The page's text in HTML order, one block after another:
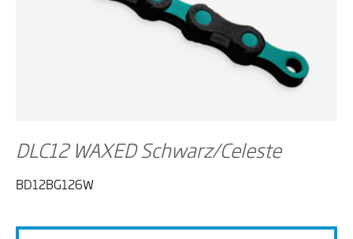
DLC12 WAXED Schwarz/Celeste
BD12BG126W